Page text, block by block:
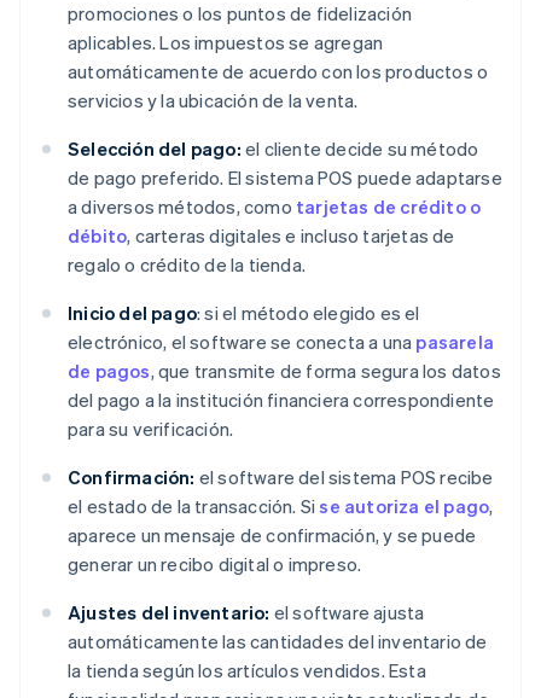
promociones o los puntos de fidelización
aplicables. Los impuestos se agregan
automáticamente de acuerdo con los productos o
servicios y la ubicación de la venta.
Selección del pago: el cliente decide su método
de pago preferido. El sistema POS puede adaptarse
a diversos métodos, como tarjetas de crédito o
débito, carteras digitales e incluso tarjetas de
regalo o crédito de la tienda.
Inicio del pago: si el método elegido es el
electrónico, el software se conecta a una pasarela
de pagos, que transmite de forma segura los datos
del pago a la institución financiera correspondiente
para su verificación.
Confirmación: el software del sistema POS recibe
el estado de la transacción. Sise autoriza el pago,
aparece un mensaje de confirmación, y se puede
generar un recibo digital o impreso.
Ajustes del inventario: el software ajusta
automáticamente las cantidades del inventario de
la tienda según los artículos vendidos. Esta